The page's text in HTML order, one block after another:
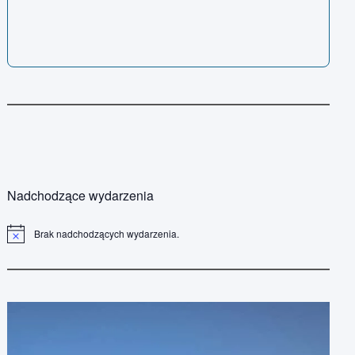
Nadchodzące wydarzenia
P
d
Brak nadchodzących wydarzenia.